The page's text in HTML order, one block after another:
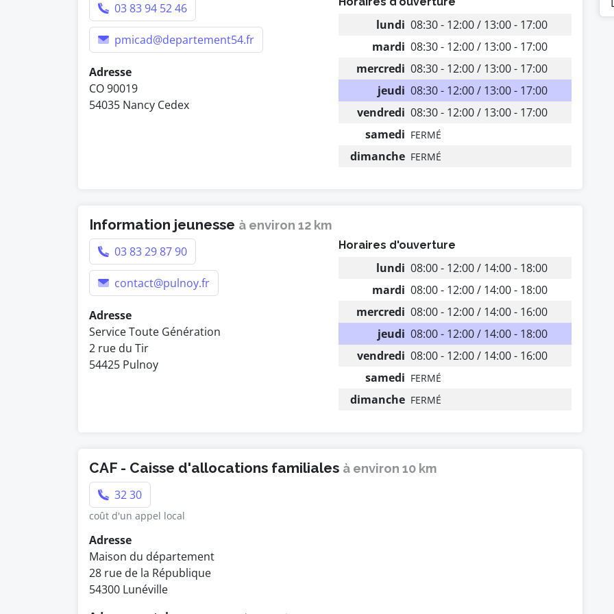
03 83 94 52 46
pmicad@departement54.fr
Adresse
CO 90019
54035 Nancy Cedex
lundi 08:30 - 12:00 / 13:00 - 17:00
mardi 08:30 - 12:00 / 13:00 - 17:00
mercredi 08:30 - 12:00 / 13:00 - 17:00
jeudi 08:30 - 12:00 / 13:00 - 17:00
vendredi 08:30 - 12:00 / 13:00 - 17:00
samedi FERMÉ
dimanche FERMÉ
Information jeunesse à environ 12 km
03 83 29 87 90
contact@pulnoy.fr
Adresse
Service Toute Génération
2 rue du Tir
54425 Pulnoy
Horaires d'ouverture
lundi 08:00 - 12:00 / 14:00 - 18:00
mardi 08:00 - 12:00 / 14:00 - 18:00
mercredi 08:00 - 12:00 / 14:00 - 16:00
jeudi 08:00 - 12:00 / 14:00 - 18:00
vendredi 08:00 - 12:00 / 14:00 - 16:00
samedi FERMÉ
dimanche FERMÉ
CAF - Caisse d'allocations familiales à environ 10 km
32 30
coût d'un appel local
Adresse
Maison du département
28 rue de la République
54300 Lunéville